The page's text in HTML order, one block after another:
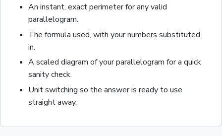
An instant, exactperimeterfor any valid
parallelogram.
The formula used, with your numbers substituted
in.
A scaled diagram of yourparallelogram for a quick
sanity check.
Unit switching so the answer is ready to use
straight away.